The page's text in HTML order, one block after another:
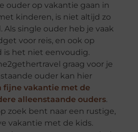
ouder op vakantie gaan in
kinderen, is niet altijd zo
Als single ouder heb je vaak
voor reis, en ook op
is het niet eenvoudig.
graag voor je
ouder kan hier
fijne vakantie met de
alleenstaande ouders.
zoek bent naar een rustige,
vakantie met de kids.